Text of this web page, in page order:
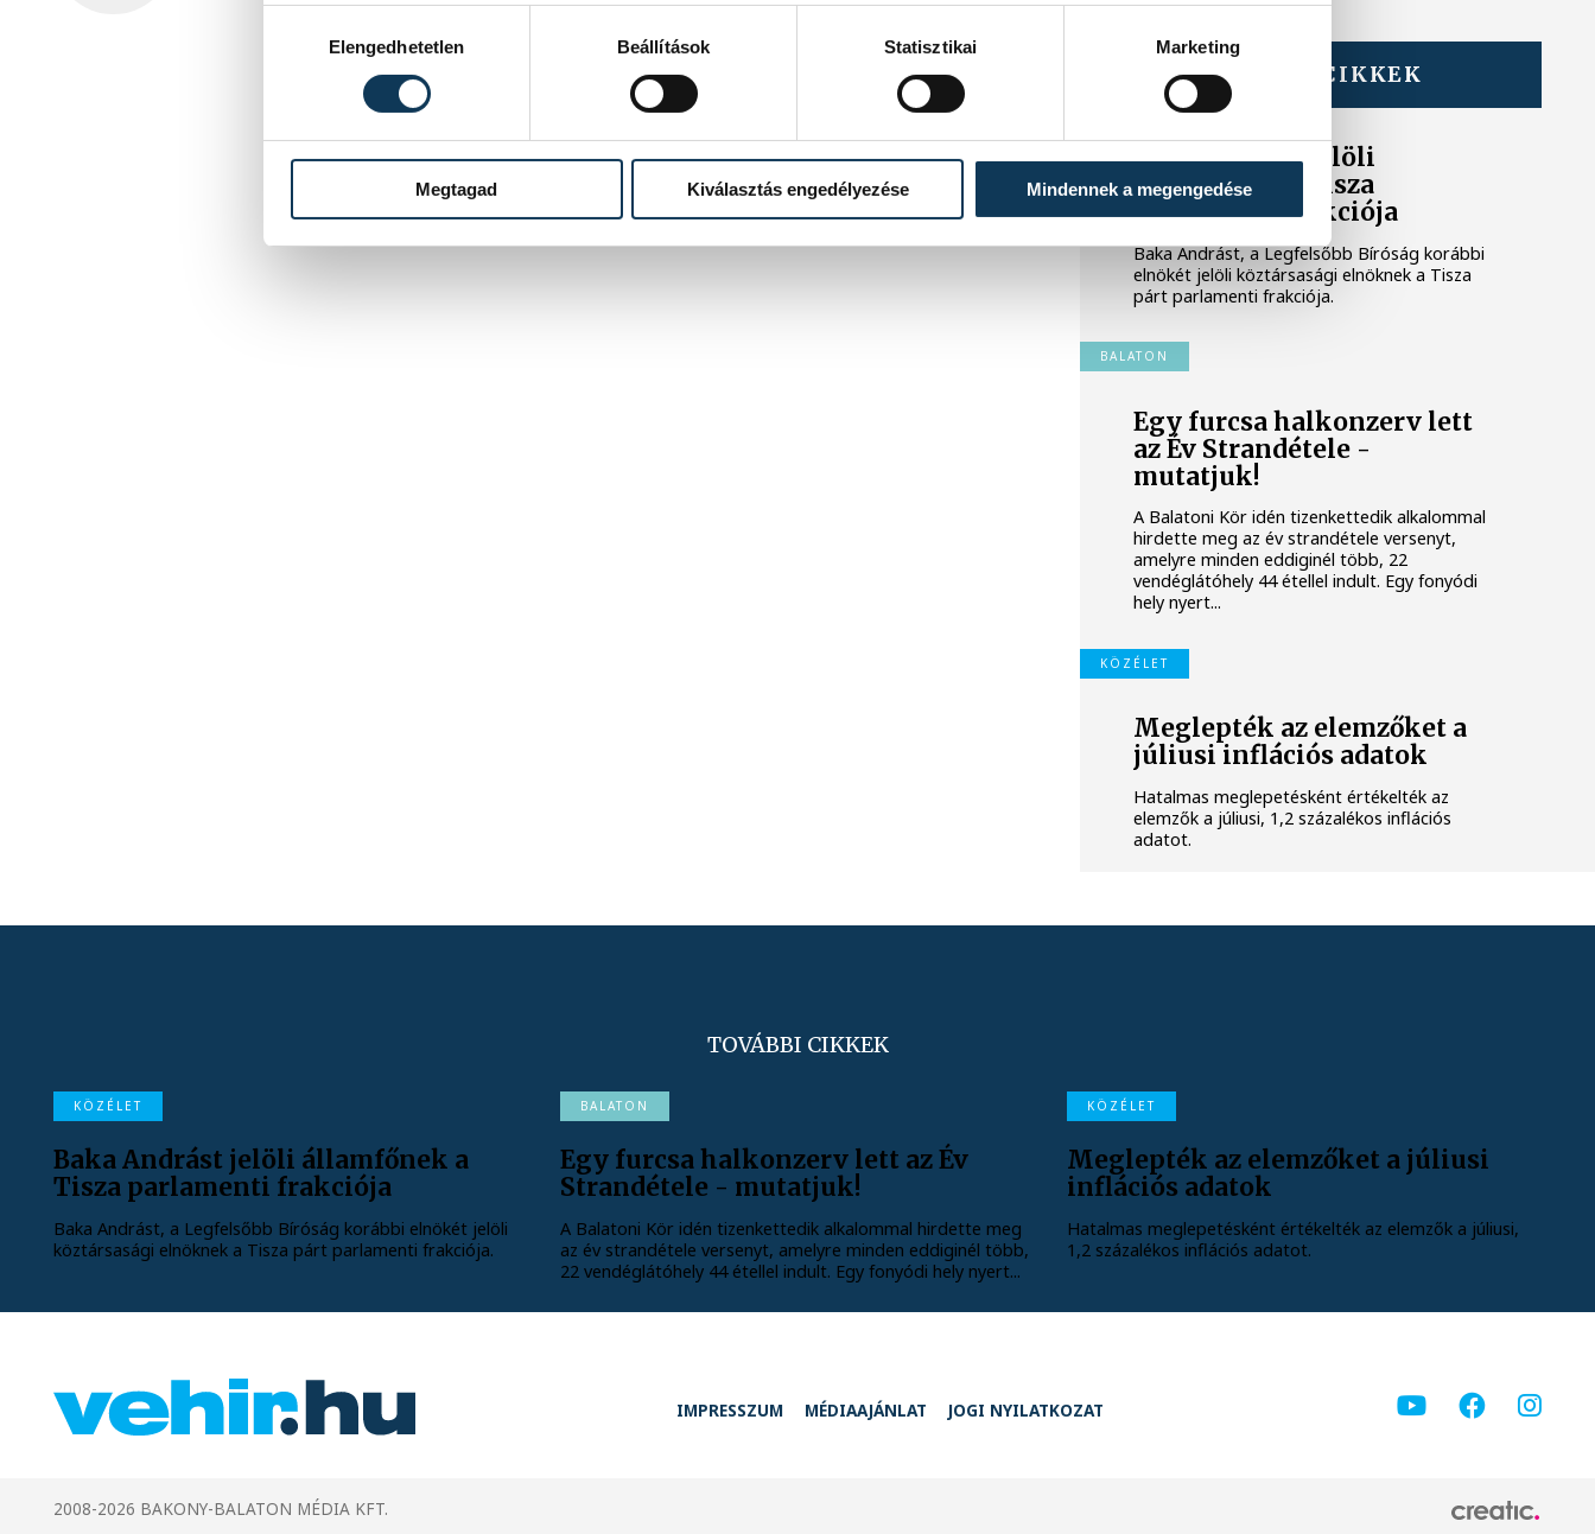
Elengedhetetlen
Beállítások Statisztikai Marketing
Megtagad Kiválasztás engedélyezése Mindennek a megengedése
TOVÁBBI CIKKEK
KÖZÉLET
Baka Andrást jelöli
államfőnek a Tisza
parlamenti frakciója
Baka Andrást, a Legfelsőbb Bíróság korábbi
elnökét jelöli köztársasági elnöknek a Tisza
párt parlamenti frakciója.
BALATON
Egy furcsa halkonzerv lett
az Év Strandétele -
mutatjuk!
A Balatoni Kör idén tizenkettedik alkalommal
hirdette meg az év strandétele versenyt,
amelyre minden eddiginél több, 22
vendéglátóhely 44 étellel indult. Egy fonyódi
hely nyert...
KÖZÉLET
Meglepték az elemzőket a
júliusi inflációs adatok
Hatalmas meglepetésként értékelték az
elemzők a júliusi, 1,2 százalékos inflációs
adatot.
TOVÁBBI CIKKEK
KÖZÉLET
Baka Andrást jelöli államfőnek a
Tisza parlamenti frakciója
Baka Andrást, a Legfelsőbb Bíróság korábbi elnökét jelöli
köztársasági elnöknek a Tisza párt parlamenti frakciója.
BALATON
Egy furcsa halkonzerv lett az Év
Strandétele - mutatjuk!
A Balatoni Kör idén tizenkettedik alkalommal hirdette meg
az év strandétele versenyt, amelyre minden eddiginél több,
22 vendéglátóhely 44 étellel indult. Egy fonyódi hely nyert...
KÖZÉLET
Meglepték az elemzőket a júliusi
inflációs adatok
Hatalmas meglepetésként értékelték az elemzők a júliusi,
1,2 százalékos inflációs adatot.
IMPRESSZUM MÉDIAAJÁNLAT JOGI NYILATKOZAT
2008-2026 BAKONY-BALATON MÉDIA KFT.